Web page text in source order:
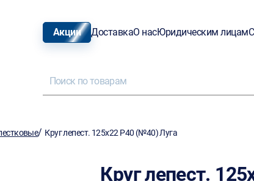
Акции ДоставкаО насЮридическим лицам
/ Круг лепест. 125х22 Р40 (№40) Луга
Круг лепест.